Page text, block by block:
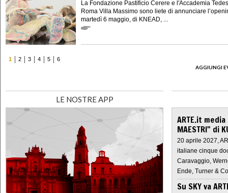
La Fondazione Pastificio Cerere e l'Accademia
Roma Villa Massimo sono liete di annunciare
martedì 6 maggio, di KNEAD, ...
1 2 3 4 5
6
AGGIUNGI
LE NOSTRE APP
ARTE.it
MAESTRI" di
20 aprile 2027,
italiane cinque
Caravaggio,
Ende, Turner &
Su SKY va